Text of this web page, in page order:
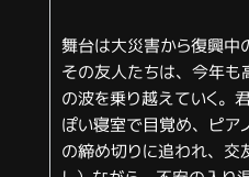
舞台は大災害から復興中
その友人たちは、今年も
の波を乗り越えていく。
ぽい寝室で目覚め、ピア
の締め切りに追われ、交